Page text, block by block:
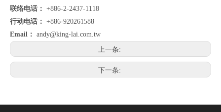
联络电话： +886-2-2437-1118
行动电话： +886-920261588
Email： andy@king-lai.com.tw
上一条:
下一条: